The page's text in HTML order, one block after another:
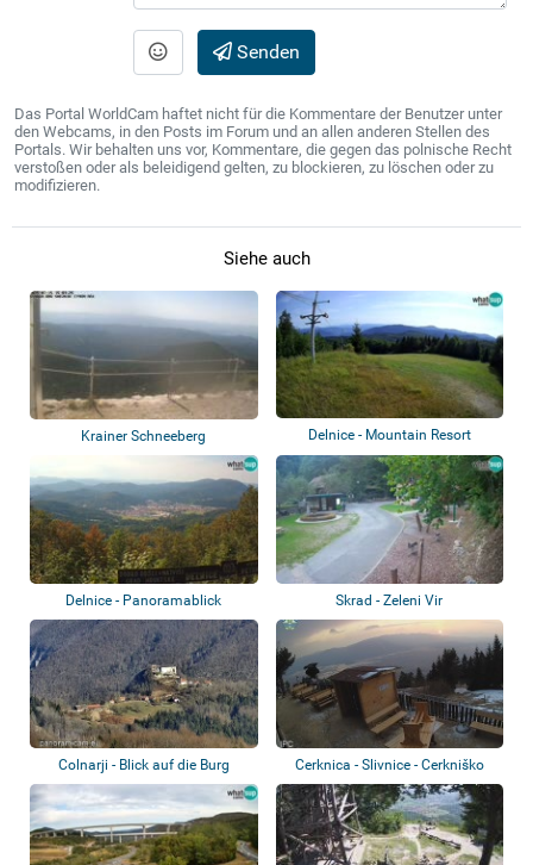
Senden
Das Portal WorldCam haftet nicht für die Kommentare der Benutzer unter
den Webcams, in den Posts im Forum und an allen anderen Stellen des
Portals. Wir behalten uns vor, Kommentare, die gegen das polnische Recht
verstoßen oder als beleidigend gelten, zu blockieren, zu löschen oder zu
modifizieren.
Siehe auch
Krainer Schneeberg
Delnice - Mountain Resort
Petehovac
Delnice - Panoramablick Skrad - Zeleni Vir
Colnarji - Blick auf die Burg
Cerknica - Slivnice - Cerkniško
jezero